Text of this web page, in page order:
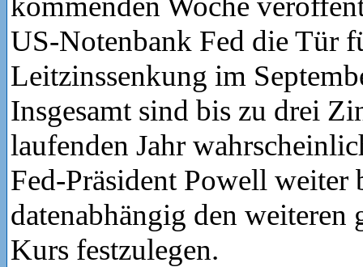
US-Notenbank Fed die Tür
Leitzinssenkung im
Insgesamt sind bis zu drei
laufenden Jahr
Fed-Präsident Powell weiter
datenabhängig den weiteren
Kurs festzulegen.